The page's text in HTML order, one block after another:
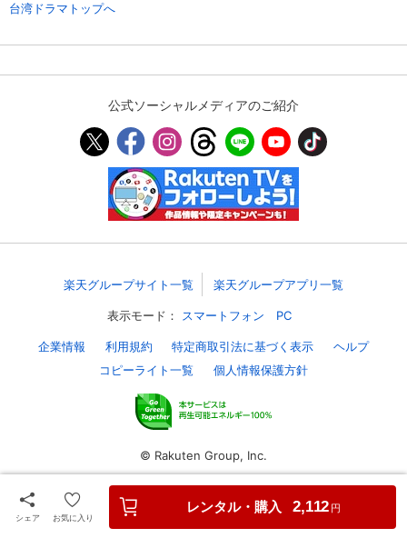
シェア お気に入り
レンタル・購入 2,112 円
台湾ドラマトップへ
公式ソーシャルメディアのご紹介
楽天グループサイト一覧 楽天グループアプリ一覧
表示モード： スマートフォン PC
企業情報 利用規約 特定商取引法に基づく表示
ヘルプ
コピーライト一覧
個人情報保護方針
© Rakuten Group, Inc.